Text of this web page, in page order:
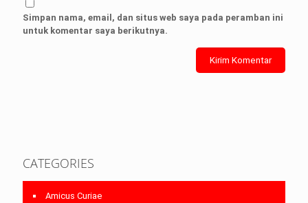
Simpan nama, email, dan situs web saya pada peramban ini
untuk komentar saya berikutnya.
CATEGORIES
Amicus Curiae